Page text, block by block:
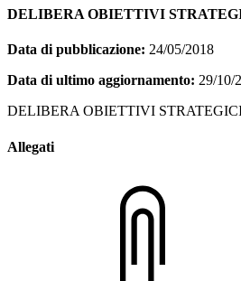
DELIBERA OBIETTIVI
Data di pubblicazione: 24/05/2018
Data di ultimo aggiornamento: 29/10/
DELIBERA OBIETTIVI
Allegati